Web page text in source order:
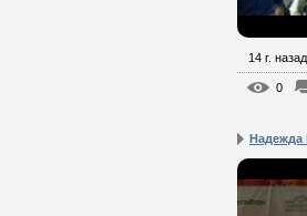
14 г. назад
0
Надежда